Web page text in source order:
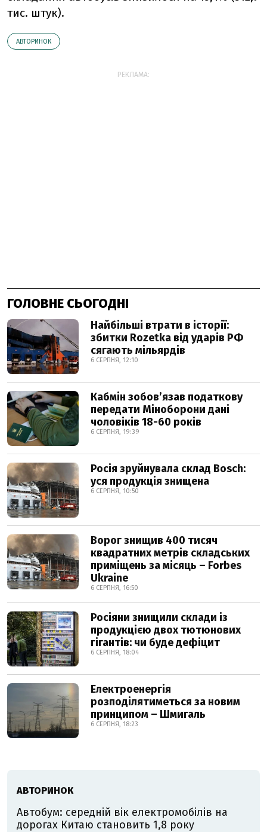
тис. штук).
АВТОРИНОК
РЕКЛАМА:
ГОЛОВНЕ СЬОГОДНІ
Найбільші втрати в історії:
збитки Rozetka від ударів РФ
сягають мільярдів
6 СЕРПНЯ, 12:10
Кабмін зобовʼязав податкову
передати Міноборони дані
чоловіків 18-60 років
6 СЕРПНЯ, 19:39
Росія зруйнувала склад Bosch:
уся продукція знищена
6 СЕРПНЯ, 10:50
Ворог знищив 400 тисяч
квадратних метрів складських
приміщень за місяць – Forbes
Ukraine
6 СЕРПНЯ, 16:50
Росіяни знищили склади із
продукцією двох тютюнових
гігантів: чи буде дефіцит
6 СЕРПНЯ, 18:04
Електроенергія
розподілятиметься за новим
принципом – Шмигаль
6 СЕРПНЯ, 18:23
АВТОРИНОК
Автобум: середній вік електромобілів на
дорогах Китаю становить 1,8 року